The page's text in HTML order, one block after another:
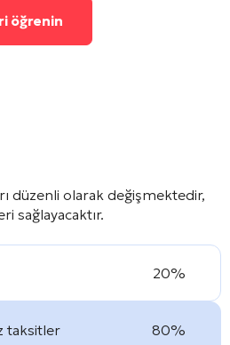
öğrenin
düzenli olarak değişmektedir,
sağlayacaktır.
20%
taksitler 80%